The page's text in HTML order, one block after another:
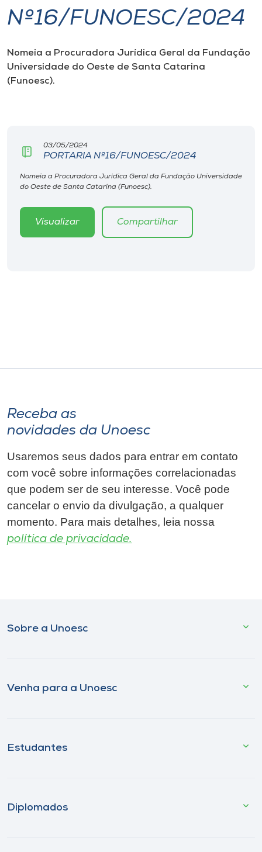
I.nova
Diplomados
Rádio
A+
Nº16/FUNOESC/2024
Nomeia a Procuradora Jurídica Geral da Fundação
Universidade do Oeste de Santa Catarina
(Funoesc).
03/05/2024
PORTARIA Nº16/FUNOESC/2024
Nomeia a Procuradora Jurídica Geral da Fundação Universidade
do Oeste de Santa Catarina (Funoesc).
Visualizar Compartilhar
Receba as
novidades da Unoesc
Usaremos seus dados para entrar em contato
com você sobre informações correlacionadas
que podem ser de seu interesse. Você pode
cancelar o envio da divulgação, a qualquer
momento. Para mais detalhes, leia nossa
política de privacidade.
Sobre a Unoesc
Venha para a Unoesc
Estudantes
Diplomados